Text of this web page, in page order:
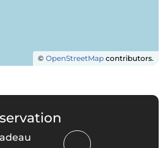
© OpenStreetMap contributors.